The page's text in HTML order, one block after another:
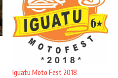
Iguatu Moto Fest 2018